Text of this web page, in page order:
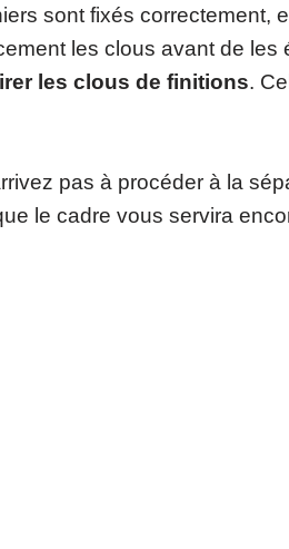
sont fixés correctement,
les clous avant de les
les clous de finitions.
pas à procéder à la
le cadre vous servira